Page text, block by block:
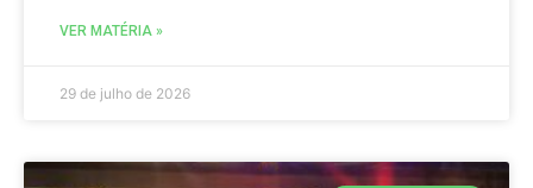
VER MATÉRIA »
29 de julho de 2026